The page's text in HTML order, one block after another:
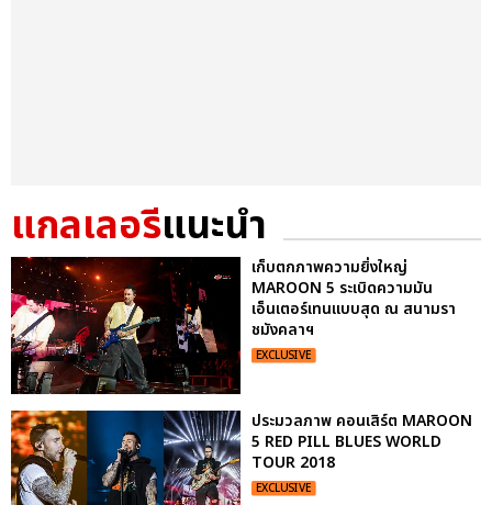
แกลเลอรีแนะนำ
เก็บตกภาพความยิ่งใหญ่
MAROON 5 ระเบิดความมัน
เอ็นเตอร์เทนแบบสุด ณ สนามรา
ชมังคลาฯ
EXCLUSIVE
ประมวลภาพ คอนเสิร์ต MAROON
5 RED PILL BLUES WORLD
TOUR 2018
EXCLUSIVE